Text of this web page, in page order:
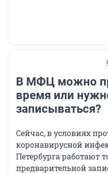
В МФЦ можно
время или
записываться?
Сейчас, в условиях
коронавирусной
Петербурга работают
предварительной